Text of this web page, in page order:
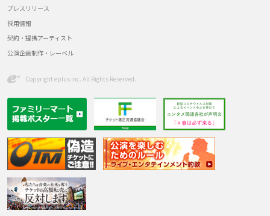
プレスリリース
採用情報
契約・提携アーティスト
公演企画制作・レーベル
Copyright eplus inc. All Rights Reserved.